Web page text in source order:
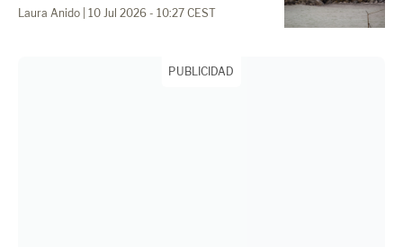
Laura Anido | 10 Jul 2026 - 10:27 CEST
PUBLICIDAD